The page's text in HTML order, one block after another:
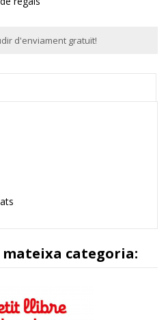
d'enviament gratuït!
mateixa categoria: